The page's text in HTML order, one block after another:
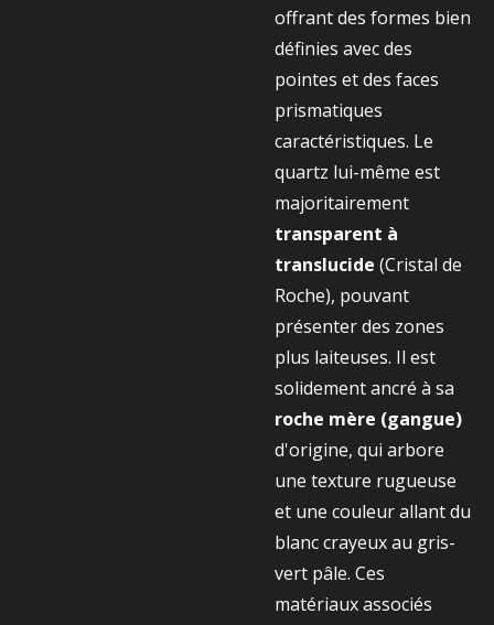
offrant des formes bien
définies avec des
pointes et des faces
prismatiques
caractéristiques. Le
quartz lui-même est
majoritairement
transparent à
translucide (Cristal de
Roche), pouvant
présenter des zones
plus laiteuses. Il est
solidement ancré à sa
roche mère (gangue)
d'origine, qui arbore
une texture rugueuse
et une couleur allant du
blanc crayeux au gris-
vert pâle. Ces
matériaux associés